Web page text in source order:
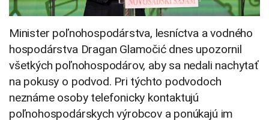
Minister poľnohospodárstva, lesníctva a vodného
hospodárstva Dragan Glamočić dnes upozornil
všetkých poľnohospodárov, aby sa nedali nachytať
na pokusy o podvod. Pri týchto podvodoch
neznáme osoby telefonicky kontaktujú
poľnohospodárskych výrobcov a ponúkajú im